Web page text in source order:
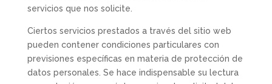
servicios que nos solicite.
Ciertos servicios prestados a través del sitio web
pueden contener condiciones particulares con
previsiones específicas en materia de protección de
datos personales. Se hace indispensable su lectura